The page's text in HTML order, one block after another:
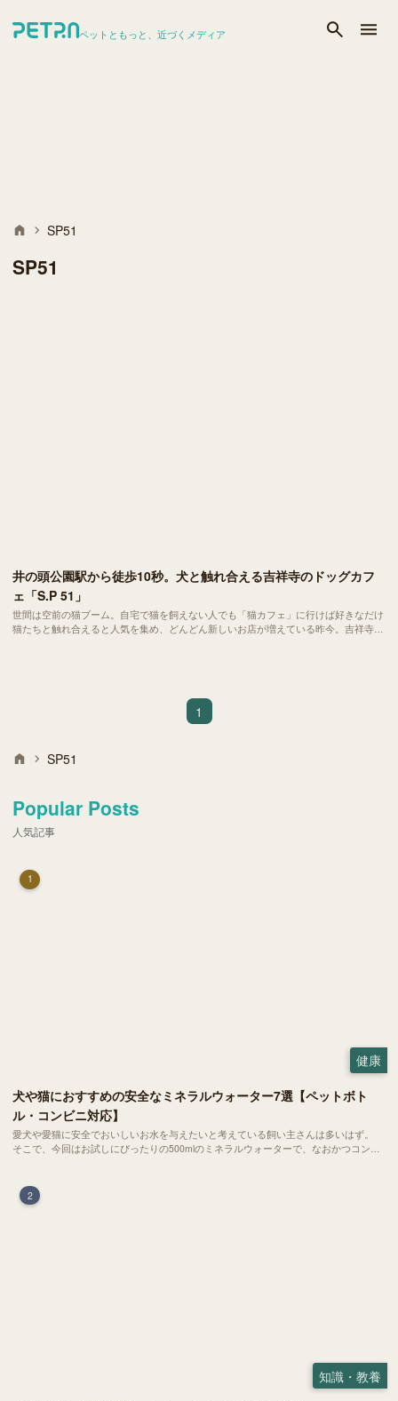
ペットともっと、近づくメディア
SP51
SP51
井の頭公園駅から徒歩10秒。犬と触れ合える吉祥寺のドッグカフ
ェ「S.P 51」
世間は空前の猫ブーム。自宅で猫を飼えない人でも「猫カフェ」に行けば好きなだけ
猫たちと触れ合えると人気を集め、どんどん新しいお店が増えている昨今。吉祥寺駅
1
SP51
Popular Posts
人気記事
1
健康
犬や猫におすすめの安全なミネラルウォーター7選【ペットボト
ル・コンビニ対応】
愛犬や愛猫に安全でおいしいお水を与えたいと考えている飼い主さんは多いはず。
そこで、今回はお試しにぴったりの500mlのミネラルウォーターで、なおかつコンビ
2
知識・教養